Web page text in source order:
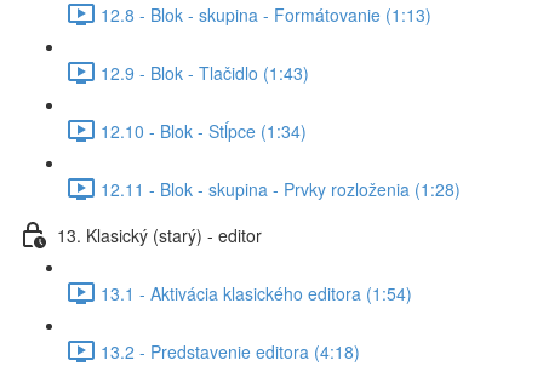
12.8 - Blok - skupina - Formátovanie (1:13)
12.9 - Blok - Tlačidlo (1:43)
12.10 - Blok - Stĺpce (1:34)
12.11 - Blok - skupina - Prvky rozloženia (1:28)
13. Klasický (starý) - editor
13.1 - Aktivácia klasického editora (1:54)
13.2 - Predstavenie editora (4:18)